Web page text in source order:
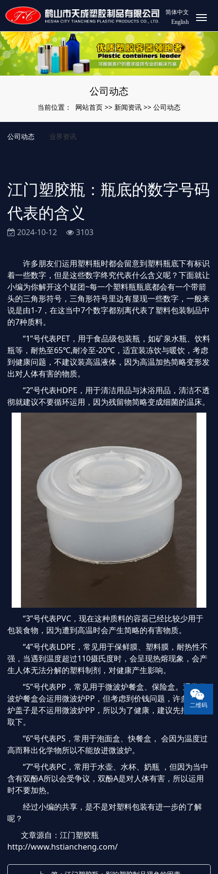
简体中文
English
公司动态
当前位置： 网站首页 >> 新闻资讯 >> 公司动态
公司动态 业界资讯
江门塑胶瓶：瓶底的数字号码
代表的含义
2024-10-12 3103
许多朋友们运用塑料瓶时都会留意到塑料瓶底下有标识
着一些数字，但是这些数字终究代表什么含义呢？下面就让
小编为你解开这个疑团~每一个塑料瓶瓶底都会有一个带箭
头的三角形符号，三角形符号里边有显现一些数字，一般来
说是由1-7，在这当中7个数字都别离代表了塑料包装制品中
的7种质料。
“1”号代表PET，用于食品级包装瓶，如矿泉水瓶、饮料
瓶等，耐热至65℃,耐冷至-20℃，适宜装冻饮与暖饮，考虑
到健康问题，不建议装高温液体，因为高温加热简略变形发
出对人体有害的物质。
“2”号代表HDPE，用于清洁用品与沐浴用品，清洁不透
彻就建议不要循环运用，因为残留物简略变成细菌的温床。
“3”号代表PVC，现在这种质料的容器已经比较少用于
包装食物，因为遭到高温时会产生简略的有害物质。
“4”号代表LDPE，常见用于保鲜膜、塑料膜，耐热性不
强，当遇到温度超过110摄氏度时，会呈现热熔现象，会产
生人体无法分解的塑料制剂，对健康产生影响。
“5”号代表PP，常见用于微波炉餐盒、保险盒。通常微
波炉餐盒会运用微波炉PP，但考虑到价钱问题，许多微波
炉盖子是不运用微波炉PP，所以为了健康，建议先把盖子
取下。
“6”号代表PS，常用于泡面盒、快餐盒， 会因为温度过
高而释出化学物所以不能放进微波炉。
“7”号代表PC，常用于水壶、水杯、奶瓶 ，但因为当中
含有双酚A所以会受争议，双酚A是对人体有害，所以运用
时不要加热。
经过小编的共享，是不是对塑料包装有进一步的了解
呢？
文章源自：江门塑胶瓶
http://www.hstiancheng.com/
二维码